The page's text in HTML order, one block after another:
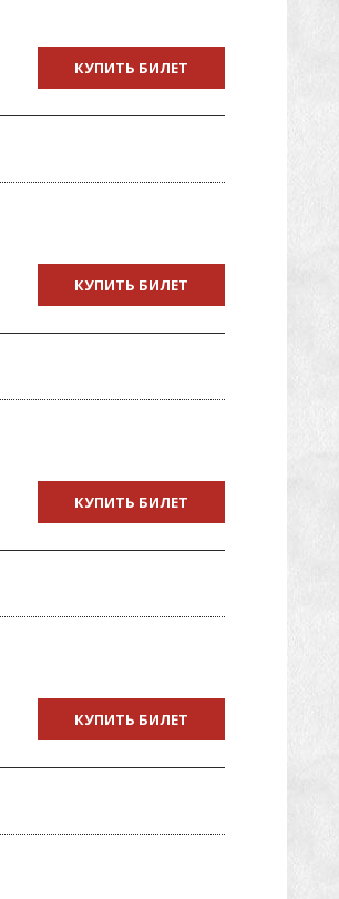
КУПИТЬ БИЛЕТ
КУПИТЬ БИЛЕТ
КУПИТЬ БИЛЕТ
КУПИТЬ БИЛЕТ